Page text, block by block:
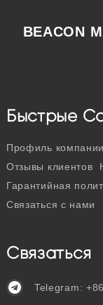
BEACON
Быстрые
Профиль компании
Отзывы клиентов
Гарантийная
Связаться с нами
Связаться
Telegram: